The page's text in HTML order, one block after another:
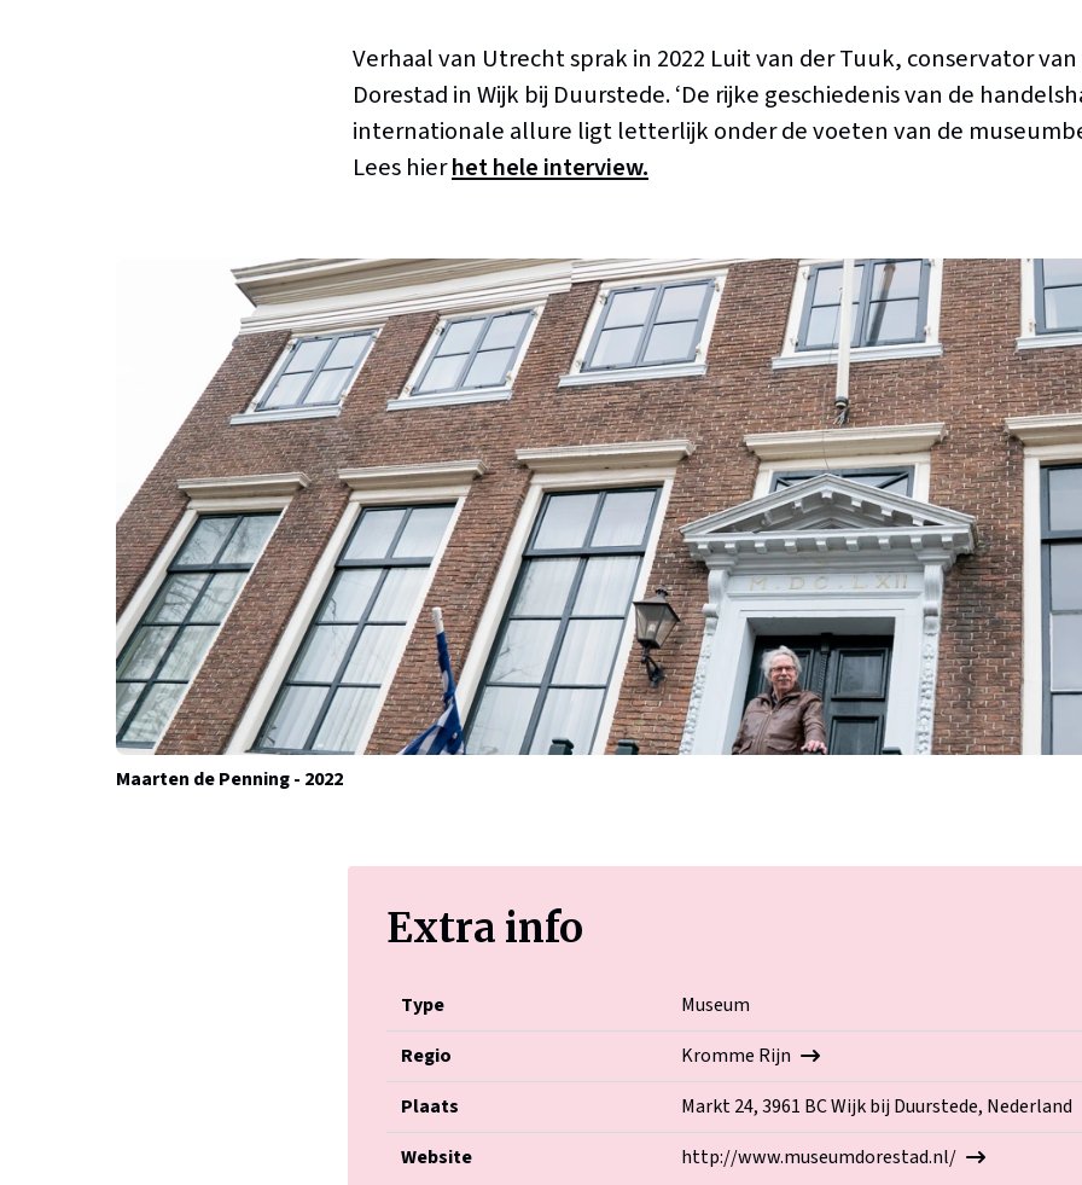
Verhaal van Utrecht sprak in 2022 Luit van der Tuuk, conservator
Dorestad in Wijk bij Duurstede. ‘De rijke geschiedenis van de
internationale allure ligt letterlijk onder de voeten van de
Lees hierhet hele interview.
Maarten de Penning - 2022
Extra info
Type
Museum
Regio
Kromme Rijn
Plaats
Markt 24, 3961 BC Wijk bij Duurstede, Nederland
Website
http://www.museumdorestad.nl/